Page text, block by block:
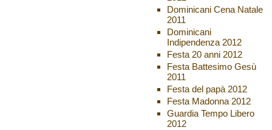
Dominicani Cena Natale
2011
Dominicani
Indipendenza 2012
Festa 20 anni 2012
Festa Battesimo Gesù
2011
Festa del papà 2012
Festa Madonna 2012
Guardia Tempo Libero
2012